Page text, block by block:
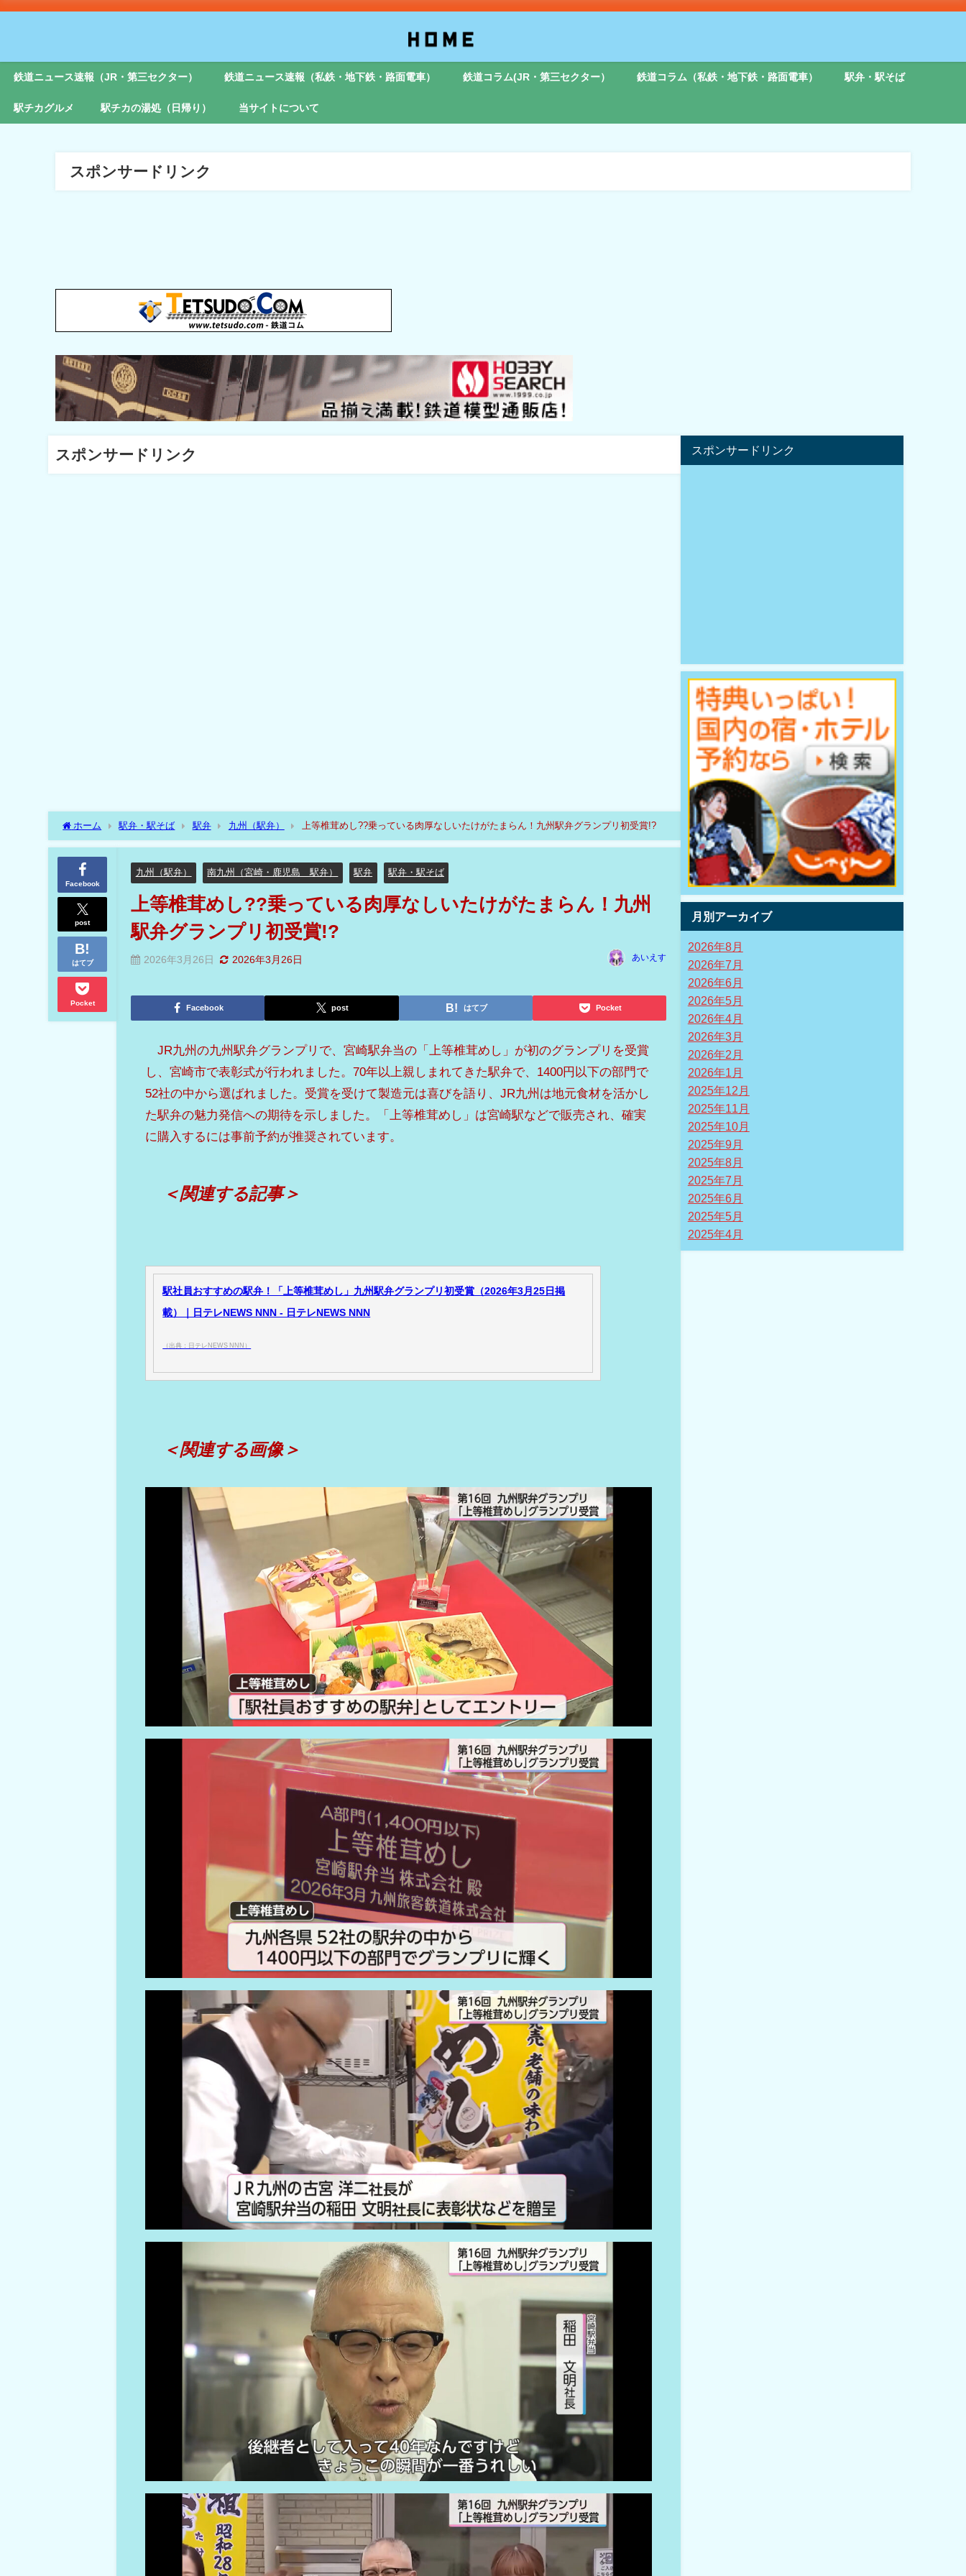
鉄道ニュース速報（JR・第三セクター） 鉄道ニュース速報（私鉄・地下鉄・路面電車） 鉄道コラム(JR・第三セクター） 鉄道コラム（私鉄・地下鉄・路面電車） 駅弁・駅そば
駅チカグルメ 駅チカの湯処（日帰り） 当サイトについて
スポンサードリンク
スポンサードリンク
ホーム 駅弁・駅そば 駅弁 九州（駅弁） 上等椎茸めし??乗っている肉厚なしいたけがたまらん！九州駅弁グランプリ初受賞!?
Facebook
post
はてブ
Pocket
九州（駅弁） 南九州（宮崎・鹿児島 駅弁） 駅弁 駅弁・駅そば
上等椎茸めし??乗っている肉厚なしいたけがたまらん！九州
駅弁グランプリ初受賞!?
2026年3月26日 2026年3月26日 あいえす
Facebook post はてブ Pocket
JR九州の九州駅弁グランプリで、宮崎駅弁当の「上等椎茸めし」が初のグランプリを受賞
し、宮崎市で表彰式が行われました。70年以上親しまれてきた駅弁で、1400円以下の部門で
52社の中から選ばれました。受賞を受けて製造元は喜びを語り、JR九州は地元食材を活かし
た駅弁の魅力発信への期待を示しました。「上等椎茸めし」は宮崎駅などで販売され、確実
に購入するには事前予約が推奨されています。
＜関連する記事＞
駅社員おすすめの駅弁！「上等椎茸めし」九州駅弁グランプリ初受賞（2026年3月25日掲
載）｜日テレNEWS NNN - 日テレNEWS NNN
（出典：日テレNEWS NNN）
＜関連する画像＞
スポンサードリンク
月別アーカイブ
2026年8月
2026年7月
2026年6月
2026年5月
2026年4月
2026年3月
2026年2月
2026年1月
2025年12月
2025年11月
2025年10月
2025年9月
2025年8月
2025年7月
2025年6月
2025年5月
2025年4月